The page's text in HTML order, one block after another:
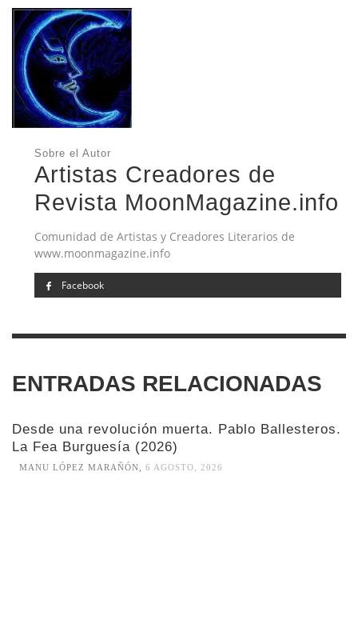
Sobre el Autor
Artistas Creadores de
Revista MoonMagazine.info
Comunidad de Artistas y Creadores Literarios de
www.moonmagazine.info
Facebook
ENTRADAS RELACIONADAS
Desde una revolución muerta. Pablo Ballesteros.
La Fea Burguesía (2026)
MANU LÓPEZ MARAÑÓN, 6 AGOSTO, 2026